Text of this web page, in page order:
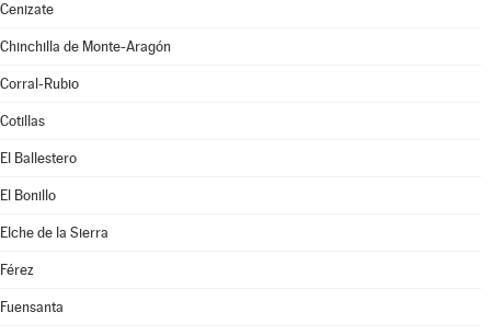
Cenizate
Chinchilla de Monte-Aragón
Corral-Rubio
Cotillas
El Ballestero
El Bonillo
Elche de la Sierra
Férez
Fuensanta